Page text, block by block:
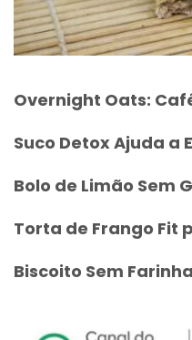
Overnight Oats:
Suco Detox Ajuda a
Bolo de Limão Sem
Torta de Frango Fit
Biscoito Sem